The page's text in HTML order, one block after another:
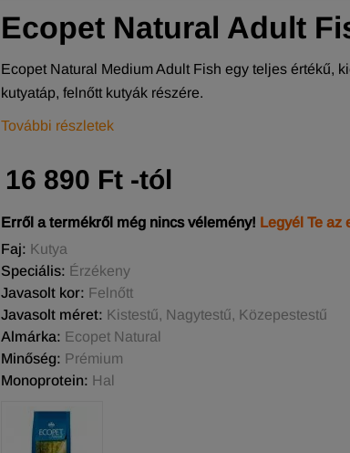
Ecopet Natural Adult
Ecopet Natural Medium Adult Fish egy teljes értékű,
kutyatáp, felnőtt kutyák részére.
További részletek
16 890 Ft -tól
Erről a termékről még nincs vélemény! Legyél Te az
Faj: Kutya
Speciális: Érzékeny
Javasolt kor: Felnőtt
Javasolt méret: Kistestű, Nagytestű, Közepestestű
Almárka: Ecopet Natural
Minőség: Prémium
Monoprotein: Hal